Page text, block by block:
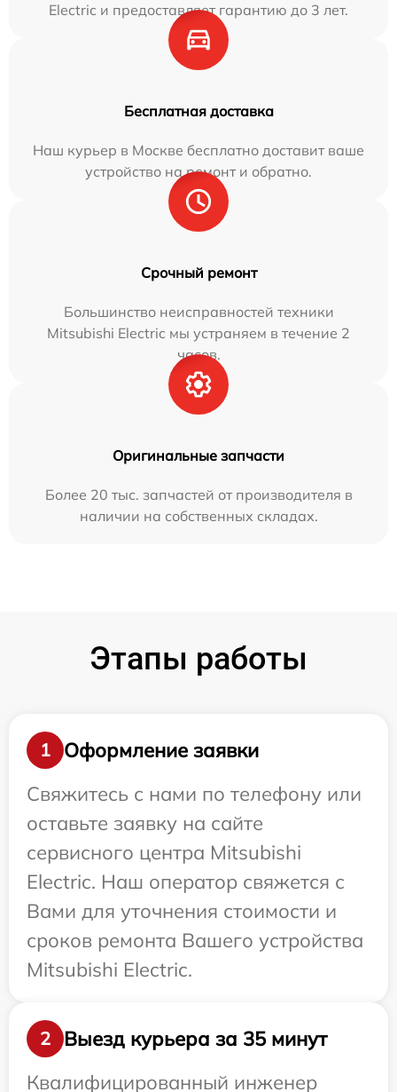
Electric и предоставляет гарантию до 3 лет.
Бесплатная доставка
Наш курьер в Москве бесплатно доставит ваше
устройство на ремонт и обратно.
Срочный ремонт
Большинство неисправностей техники
Mitsubishi Electric мы устраняем в течение 2
часов.
Оригинальные запчасти
Более 20 тыс. запчастей от производителя в
наличии на собственных складах.
Этапы работы
1
Оформление заявки
Свяжитесь с нами по телефону или
оставьте заявку на сайте
сервисного центра Mitsubishi
Electric. Наш оператор свяжется с
Вами для уточнения стоимости и
сроков ремонта Вашего устройства
Mitsubishi Electric.
2
Выезд курьера за 35 минут
Квалифицированный инженер